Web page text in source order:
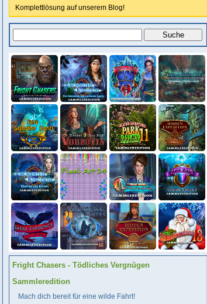
Komplettlösung auf unserem Blog!
Fright Chasers - Tödliches Vergnügen
Sammleredition
Mach dich bereit für eine wilde Fahrt!